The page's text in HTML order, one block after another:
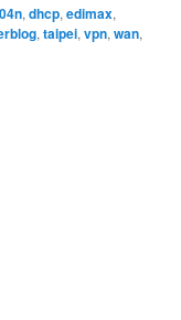
,dhcp,edimax,
,taipei,vpn,wan,